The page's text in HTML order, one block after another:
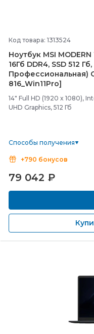
Код товара: 1313524
Ноутбук MSI MODERN
16Гб DDR4, SSD 512
Профессиональная)
816_Win11Pro]
14" Full HD (1920 x 1080),
UHD Graphics, 512 Гб
Способы получения
+790 бонусов
79 042 ₽